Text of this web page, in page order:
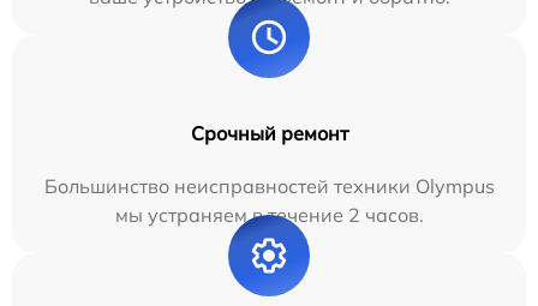
Срочный ремонт
Большинство неисправностей техники Olympus
мы устраняем в течение 2 часов.